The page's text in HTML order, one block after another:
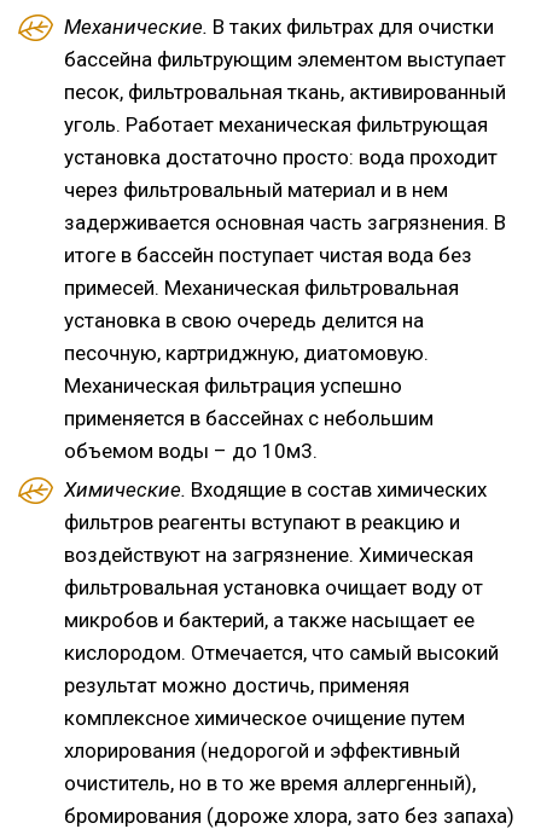
Механические. В таких фильтрах для очистки
бассейна фильтрующим элементом выступает
песок, фильтровальная ткань, активированный
уголь. Работает механическая фильтрующая
установка достаточно просто: вода проходит
через фильтровальный материал и в нем
задерживается основная часть загрязнения. В
итоге в бассейн поступает чистая вода без
примесей. Механическая фильтровальная
установка в свою очередь делится на
песочную, картриджную, диатомовую.
Механическая фильтрация успешно
применяется в бассейнах с небольшим
объемом воды – до 10м3.
Химические. Входящие в состав химических
фильтров реагенты вступают в реакцию и
воздействуют на загрязнение. Химическая
фильтровальная установка очищает воду от
микробов и бактерий, а также насыщает ее
кислородом. Отмечается, что самый высокий
результат можно достичь, применяя
комплексное химическое очищение путем
хлорирования (недорогой и эффективный
очиститель, но в то же время аллергенный),
бромирования (дороже хлора, зато без запаха)